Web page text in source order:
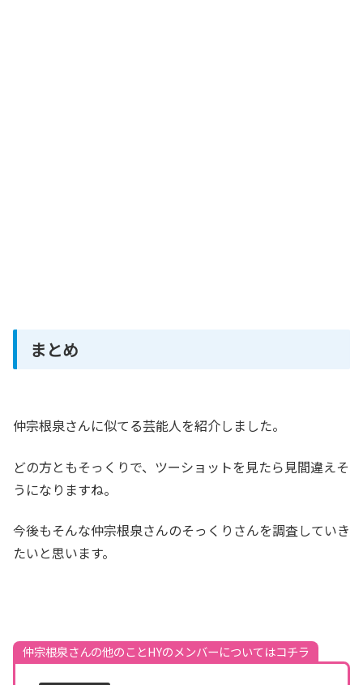
まとめ
仲宗根泉さんに似てる芸能人を紹介しました。
どの方ともそっくりで、ツーショットを見たら見間違えそ
うになりますね。
今後もそんな仲宗根泉さんのそっくりさんを調査していき
たいと思います。
仲宗根泉さんの他のことHYのメンバーについてはコチラ